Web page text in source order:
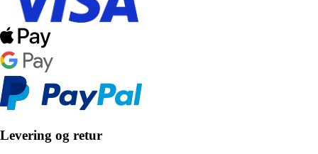
Levering og retur